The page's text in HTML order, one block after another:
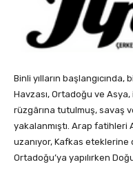
Binli yılların
Havzası, Ortadoğu ve
rüzgârına tutulmuş, savaş
yakalanmıştı. Arap
uzanıyor, Kafkas eteklerine
Ortadoğu’ya yapılırken